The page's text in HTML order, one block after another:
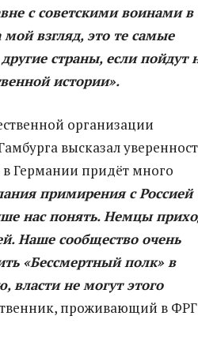
с советскими воинами в
взгляд, это те самые
страны, если пойдут
истории».
организации
высказал
Германии придёт много
примирения с Россией
нас понять. Немцы
Наше сообщество очень
«Бессмертный полк» в
власти не могут этого
проживающий в ФРГ